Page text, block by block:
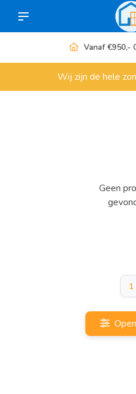
Vanaf €950,-
Wij zijn de hele
Geen
1